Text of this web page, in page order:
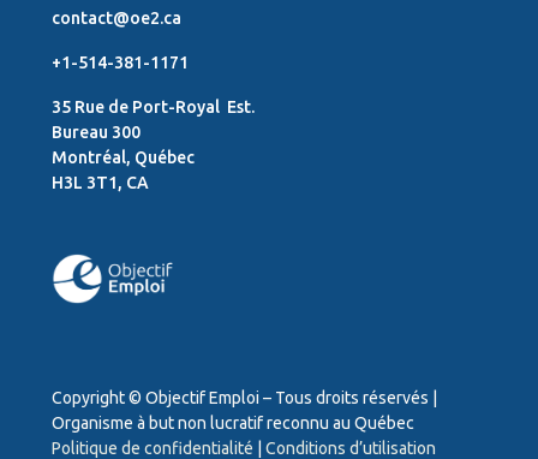
contact@oe2.ca
+1-514-381-1171
35 Rue de Port-Royal Est.
Bureau 300
Montréal, Québec
H3L 3T1, CA
Copyright © Objectif Emploi – Tous droits réservés |
Organisme à but non lucratif reconnu au Québec
Politique de confidentialité
Conditions d’utilisation